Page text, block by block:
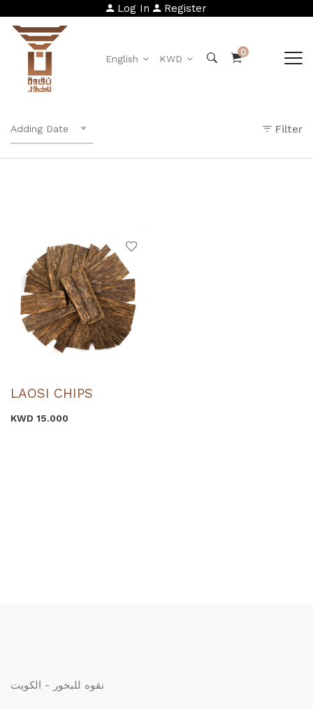
Log In Register
English KWD
0
Adding Date Filter
LAOSI CHIPS
KWD 15.000
نقوه للبخور - الكويت